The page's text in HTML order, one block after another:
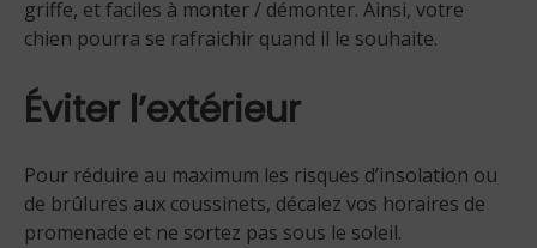
griffe, et faciles à monter / démonter. Ainsi, votre
chien pourra se rafraichir quand il le souhaite.
Éviter l’extérieur
Pour réduire au maximum les risques d’insolation ou
de brûlures aux coussinets, décalez vos horaires de
promenade et ne sortez pas sous le soleil.